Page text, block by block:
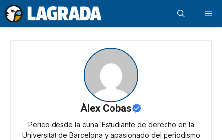
Saltar
al
contenido
Àlex Cobas
Perico desde la cuna. Estudiante de derecho en la
Universitat de Barcelona y apasionado del periodismo